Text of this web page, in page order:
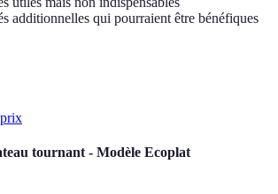
additionnelles qui pourraient être bénéfiques
tournant - Modèle Ecoplat